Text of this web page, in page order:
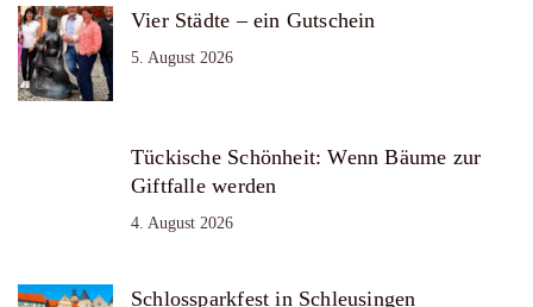
Vier Städte – ein Gutschein
5. August 2026
Tückische Schönheit: Wenn Bäume zur
Giftfalle werden
4. August 2026
Schlossparkfest in Schleusingen